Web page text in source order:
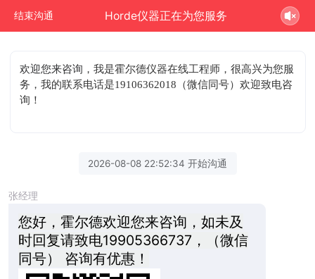
结束沟通 Horde仪器正在为您服务
欢迎您来咨询 ，我是霍尔德仪器在线工程师，很高兴为您服
务，我的联系电话是19106362018（微信同号）欢迎致电咨
询！
2026-08-08 22:52:34 开始沟通
张经理
您好，霍尔德欢迎您来咨询，如未及
时回复请致电19905366737，（微信
同号） 咨询有优惠！